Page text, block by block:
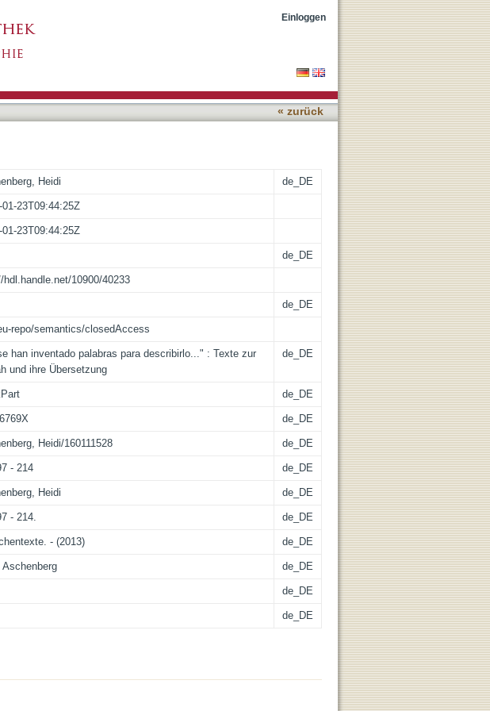
Einloggen
« zurück
Heidi de_DE
01-23T09:44:25Z
01-23T09:44:25Z
de_DE
hdl.handle.net/10900/40233
de_DE
repo/semantics/closedAccess
han inventado palabras para describirlo..." : Texte zur
und ihre Übersetzung
de_DE
de_DE
de_DE
Heidi/160111528 de_DE
- 214 de_DE
Heidi de_DE
- 214. de_DE
- (2013) de_DE
Aschenberg de_DE
de_DE
de_DE